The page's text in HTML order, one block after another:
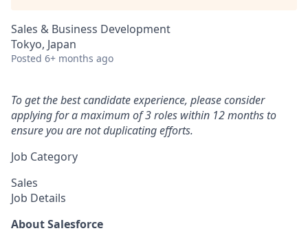
Sales & Business Development
Tokyo, Japan
Posted 6+ months ago
To get the best candidate experience, please consider
applying for a maximum of 3 roles within 12 months to
ensure you are not duplicating efforts.
Job Category
Sales
Job Details
About Salesforce